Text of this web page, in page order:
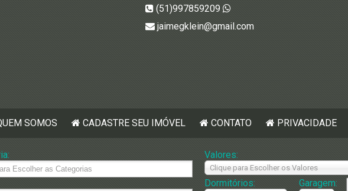
(51)997859209
jaimegklein@gmail.com
SOMOS CADASTRE SEU IMÓVEL CONTATO
PRIVACIDADE
Valores:
Clique para Escolher os Valores
Dormitórios: Garagem: